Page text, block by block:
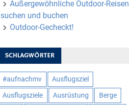
Außergewöhnliche Outdoor-Reisen
suchen und buchen
Outdoor-Gecheckt!
SCHLAGWÖRTER
#aufnachmv Ausflugsziel
Ausflugsziele Ausrüstung Berge